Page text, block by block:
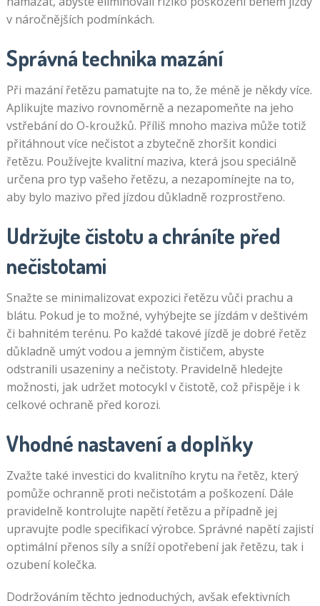
v náročnějších podmínkách.
Správná technika mazání
Při mazání řetězu pamatujte na to, že méně je někdy více.
Aplikujte mazivo rovnoměrně a nezapomeňte na jeho
vstřebání do O-kroužků. Příliš mnoho maziva může totiž
přitáhnout více nečistot a zbytečně zhoršit kondici
řetězu. Používejte kvalitní maziva, která jsou speciálně
určena pro typ vašeho řetězu, a nezapomínejte na to,
aby bylo mazivo před jízdou důkladně rozprostřeno.
Udržujte čistotu a chráníte před
nečistotami
Snažte se minimalizovat expozici řetězu vůči prachu a
blátu. Pokud je to možné, vyhýbejte se jízdám v deštivém
či bahnitém terénu. Po každé takové jízdě je dobré řetěz
důkladně umýt vodou a jemným čističem, abyste
odstranili usazeniny a nečistoty. Pravidelně hledejte
možnosti, jak udržet motocykl v čistotě, což přispěje i k
celkové ochraně před korozi.
Vhodné nastavení a doplňky
Zvažte také investici do kvalitního krytu na řetěz, který
pomůže ochranně proti nečistotám a poškození. Dále
pravidelně kontrolujte napětí řetězu a případně jej
upravujte podle specifikací výrobce. Správné napětí zajistí
optimální přenos síly a sníží opotřebení jak řetězu, tak i
ozubení kolečka.
Dodržováním těchto jednoduchých, avšak efektivních